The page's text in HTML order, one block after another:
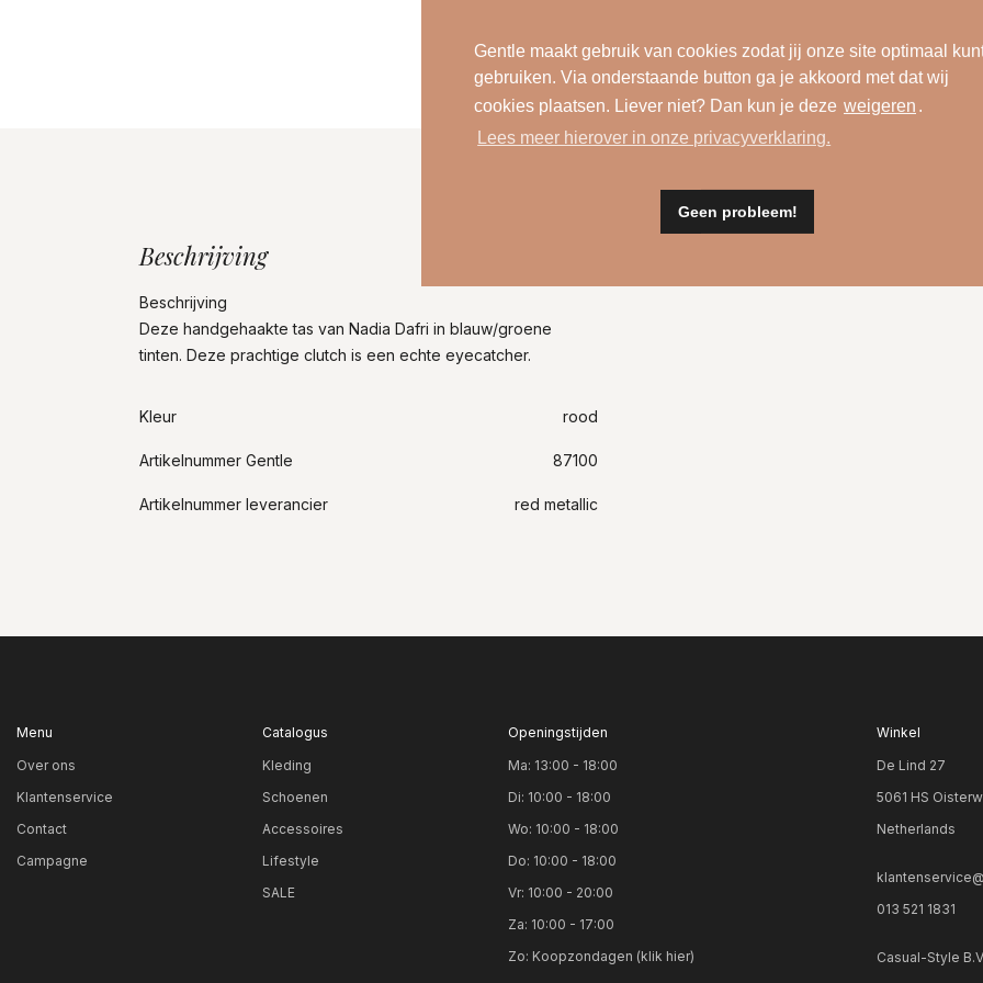
Gentle maakt gebruik van cookies zodat jij onze site optimaal
gebruiken. Via onderstaande button ga je akkoord met dat wij
cookies plaatsen. Liever niet? Dan kun je deze weigeren .
Lees meer hierover in onze privacyverklaring.
Geen probleem!
Beschrijving
Beschrijving
Deze handgehaakte tas van Nadia Dafri in blauw/groene
tinten. Deze prachtige clutch is een echte eyecatcher.
Kleur rood
Artikelnummer Gentle 87100
Artikelnummer leverancier red metallic
Menu
Over ons
Klantenservice
Contact
Campagne
Catalogus
Kleding
Schoenen
Accessoires
Lifestyle
SALE
Openingstijden
Ma: 13:00 - 18:00
Di: 10:00 - 18:00
Wo: 10:00 - 18:00
Do: 10:00 - 18:00
Vr: 10:00 - 20:00
Za: 10:00 - 17:00
Zo: Koopzondagen (klik hier)
Winkel
De Lind 27
5061 HS
Netherlands
013 521 1831
Casual-Style B.V